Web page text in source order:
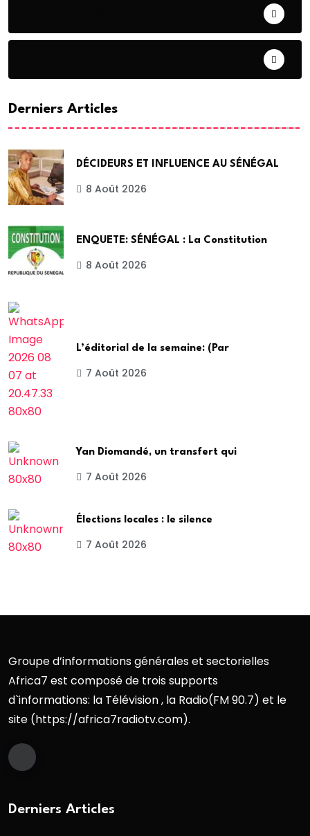
Derniers Articles
DÉCIDEURS ET INFLUENCE AU SÉNÉGAL
8 Août 2026
ENQUETE: SÉNÉGAL : La Constitution
8 Août 2026
L’éditorial de la semaine: (Par
7 Août 2026
Yan Diomandé, un transfert qui
7 Août 2026
Élections locales : le silence
7 Août 2026
Groupe d’informations générales et sectorielles
Africa7 est composé de trois supports
d`informations: la Télévision , la Radio(FM 90.7) et le
site (https://africa7radiotv.com).
Derniers Articles